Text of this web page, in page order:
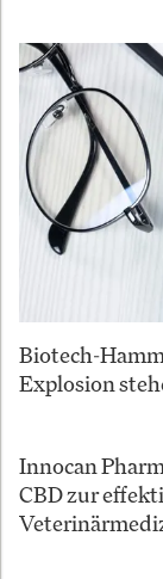
Biotech-
Explosion
Innocan
CBD zur